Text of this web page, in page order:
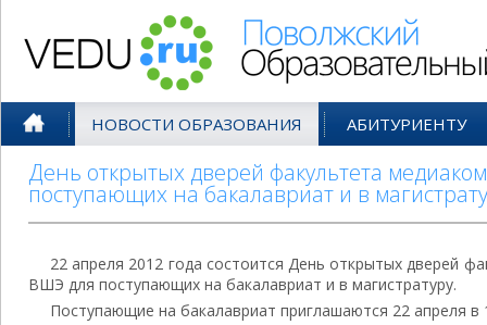
НОВОСТИ ОБРАЗОВАНИЯ АБИТУРИЕНТУ
День открытых дверей факультета
поступающих на бакалавриат и в
22 апреля 2012 года состоится День открытых дверей
ВШЭ для поступающих на бакалавриат и в магистратуру.
Поступающие на бакалавриат приглашаются 22 апреля в